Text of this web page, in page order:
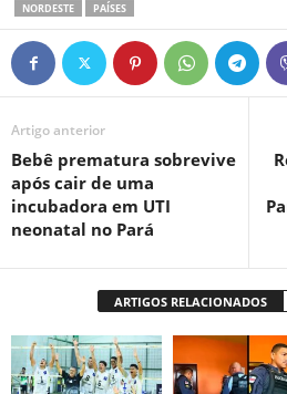
NORDESTE
PAÍSES
Artigo anterior
Bebê prematura sobrevive
após cair de uma
incubadora em UTI
neonatal no Pará
ARTIGOS RELACIONADOS